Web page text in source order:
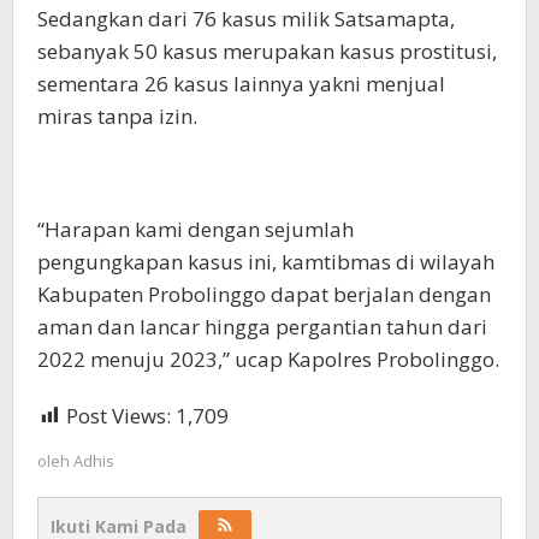
Sedangkan dari 76 kasus milik Satsamapta,
sebanyak 50 kasus merupakan kasus prostitusi,
sementara 26 kasus lainnya yakni menjual
miras tanpa izin.
“Harapan kami dengan sejumlah
pengungkapan kasus ini, kamtibmas di wilayah
Kabupaten Probolinggo dapat berjalan dengan
aman dan lancar hingga pergantian tahun dari
2022 menuju 2023,” ucap Kapolres Probolinggo.
Post Views: 1,709
oleh Adhis
Ikuti Kami Pada